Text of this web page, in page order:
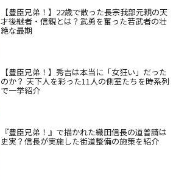
【豊臣兄弟！】22歳で散った長宗我部元親の天
才後継者・信親とは？武勇を奮った若武者の壮
絶な最期
【豊臣兄弟！】秀吉は本当に「女狂い」だった
のか？ 天下人を彩った11人の側室たちを時系列
で一挙紹介
『豊臣兄弟！』で描かれた織田信長の道普請は
史実？信長が実施した街道整備の施策を紹介